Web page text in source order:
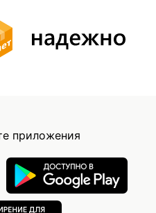
приложения